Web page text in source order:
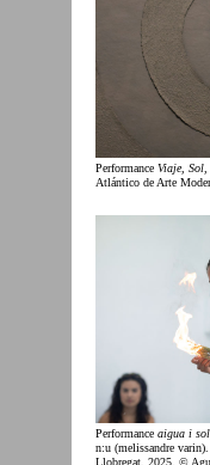
Performance Viaje,
Atlántico de Arte
Performance aigua i sol
n:u (melissandre
Llobregat, 2025. ©